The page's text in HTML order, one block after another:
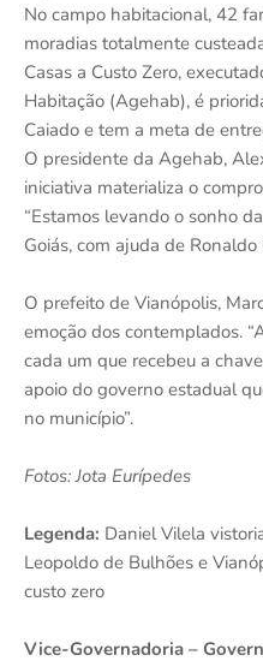
No campo habitacional, 42
moradias totalmente
Casas a Custo Zero,
Habitação (Agehab), é
Caiado e tem a meta de
O presidente da Agehab,
iniciativa materializa o
“Estamos levando o sonho
Goiás, com ajuda de
O prefeito de Vianópolis,
emoção dos contemplados.
cada um que recebeu a
apoio do governo estadual
no município”.
Fotos: Jota Eurípedes
Legenda: Daniel Vilela
Leopoldo de Bulhões e
custo zero
Vice-Governadoria –